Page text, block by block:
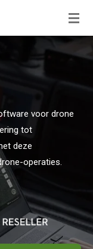
voor drone
tot
deze
operaties.